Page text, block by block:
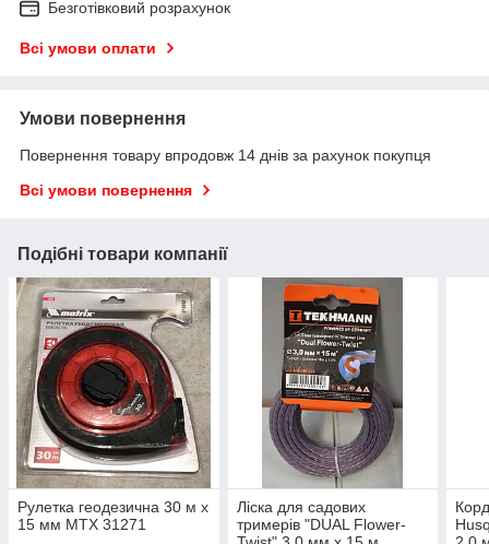
Безготівковий розрахунок
Всі умови оплати
Умови повернення
Повернення товару впродовж 14 днів за рахунок покупця
Всі умови повернення
Подібні товари компанії
Рулетка геодезична 30 м х
15 мм МTX 31271
Ліска для садових
тримерів "DUAL Flower-